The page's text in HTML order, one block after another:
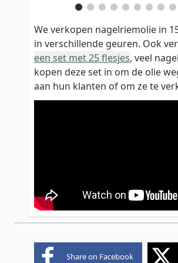
We verkopen nagelriemolie in
in verschillende geuren. Ook
een set met 25 flesjes, veel
kopen deze set in om de olie
aan hun klanten of om ze te
Share on Facebook